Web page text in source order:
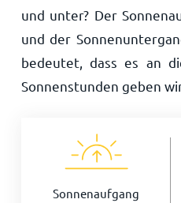
und unter? Der
und der
bedeutet, dass es an
Sonnenstunden geben
Sonnenaufgang